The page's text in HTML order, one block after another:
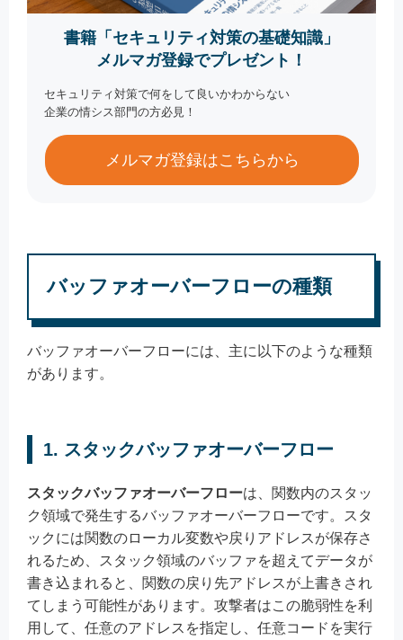
書籍「セキュリティ対策の基礎知識」
メルマガ登録でプレゼント！
セキュリティ対策で何をして良いかわからない
企業の情シス部門の方必見！
メルマガ登録はこちらから
バッファオーバーフローの種類
バッファオーバーフローには、主に以下のような種類
があります。
1. スタックバッファオーバーフロー
スタックバッファオーバーフローは、関数内のスタッ
ク領域で発生するバッファオーバーフローです。スタ
ックには関数のローカル変数や戻りアドレスが保存さ
れるため、スタック領域のバッファを超えてデータが
書き込まれると、関数の戻り先アドレスが上書きされ
てしまう可能性があります。攻撃者はこの脆弱性を利
用して、任意のアドレスを指定し、任意コードを実行